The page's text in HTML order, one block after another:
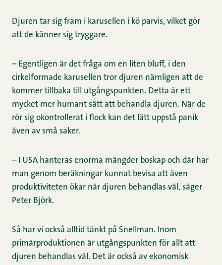
Djuren tar sig fram i karusellen i kö parvis, vilket gör
att de känner sig tryggare.
– Egentligen är det fråga om en liten bluff, i den
cirkelformade karusellen tror djuren nämligen att de
kommer tillbaka till utgångspunkten. Detta är ett
mycket mer humant sätt att behandla djuren. När de
rör sig okontrollerat i flock kan det lätt uppstå panik
även av små saker.
– I USA hanteras enorma mängder boskap och där har
man genom beräkningar kunnat bevisa att även
produktiviteten ökar när djuren behandlas väl, säger
Peter Björk.
Så har vi också alltid tänkt på Snellman. Inom
primärproduktionen är utgångspunkten för allt att
djuren behandlas väl. Det är också av ekonomisk